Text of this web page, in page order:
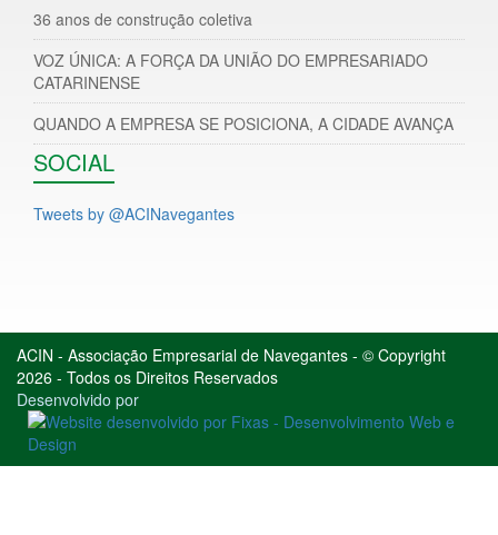
36 anos de construção coletiva
VOZ ÚNICA: A FORÇA DA UNIÃO DO EMPRESARIADO
CATARINENSE
QUANDO A EMPRESA SE POSICIONA, A CIDADE AVANÇA
SOCIAL
Tweets by @ACINavegantes
ACIN - Associação Empresarial de Navegantes - © Copyright
2026 - Todos os Direitos Reservados
Desenvolvido por